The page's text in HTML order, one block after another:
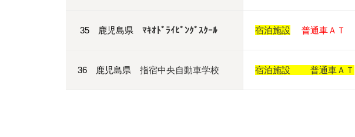
35 鹿児島県 ﾏｷｵﾄﾞﾗｲﾋﾞﾝｸﾞｽｸｰﾙ 宿泊施設 普通車ＡＴ
36 鹿児島県 指宿中央自動車学校 宿泊施設 普通車ＡＴ